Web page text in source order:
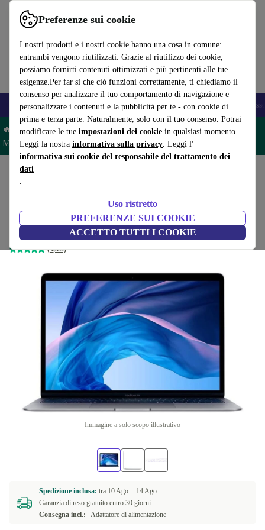
Preferenze sui cookie
I nostri prodotti e i nostri cookie hanno una cosa in comune:
entrambi vengono riutilizzati. Grazie al riutilizzo dei cookie,
possiamo fornirti contenuti ottimizzati e più pertinenti alle tue
esigenze.Per far sì che ciò funzioni correttamente, ti chiediamo il
consenso per analizzare il tuo comportamento di navigazione e
personalizzare i contenuti e la pubblicità per te - con cookie di
prima e terza parte. Naturalmente, solo con il tuo consenso. Potrai
modificare le tue impostazioni dei cookie in qualsiasi momento.
Leggi la nostra informativa sulla privacy. Leggi l'
informativa sui cookie del responsabile del trattamento dei
dati
.
Uso ristretto
PREFERENZE SUI COOKIE
ACCETTO TUTTI I COOKIE
Usa refurbed in modo rapido e semplice
🎒 Back to school Smartphone Portatili Tablet Smartwatch
🔥 Risparmia il 5% IN PIÙ su MacBook e iPad– Codice:
MACPAD5 –Condizioni
Home
Apple MacBook Air 2019 |
13.3" | i5
8 GB | 128 GB SSD | grigio siderale | FR
(4,8/5)
289,99 €
Nuovo: 1.249,00 €
Immagine a solo scopo illustrativo
Spedizione inclusa: tra 10 Ago. - 14 Ago.
Garanzia di reso gratuito entro 30 giorni
Consegna incl.:
Adattatore di alimentazione